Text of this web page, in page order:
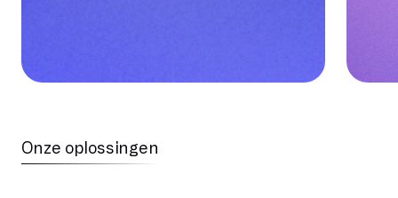
Onze oplossingen